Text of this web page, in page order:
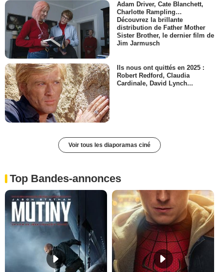
Adam Driver, Cate Blanchett,
Charlotte Rampling…
Découvrez la brillante
distribution de Father Mother
Sister Brother, le dernier film de
Jim Jarmusch
Ils nous ont quittés en 2025 :
Robert Redford, Claudia
Cardinale, David Lynch...
Voir tous les diaporamas ciné
Top Bandes-annonces